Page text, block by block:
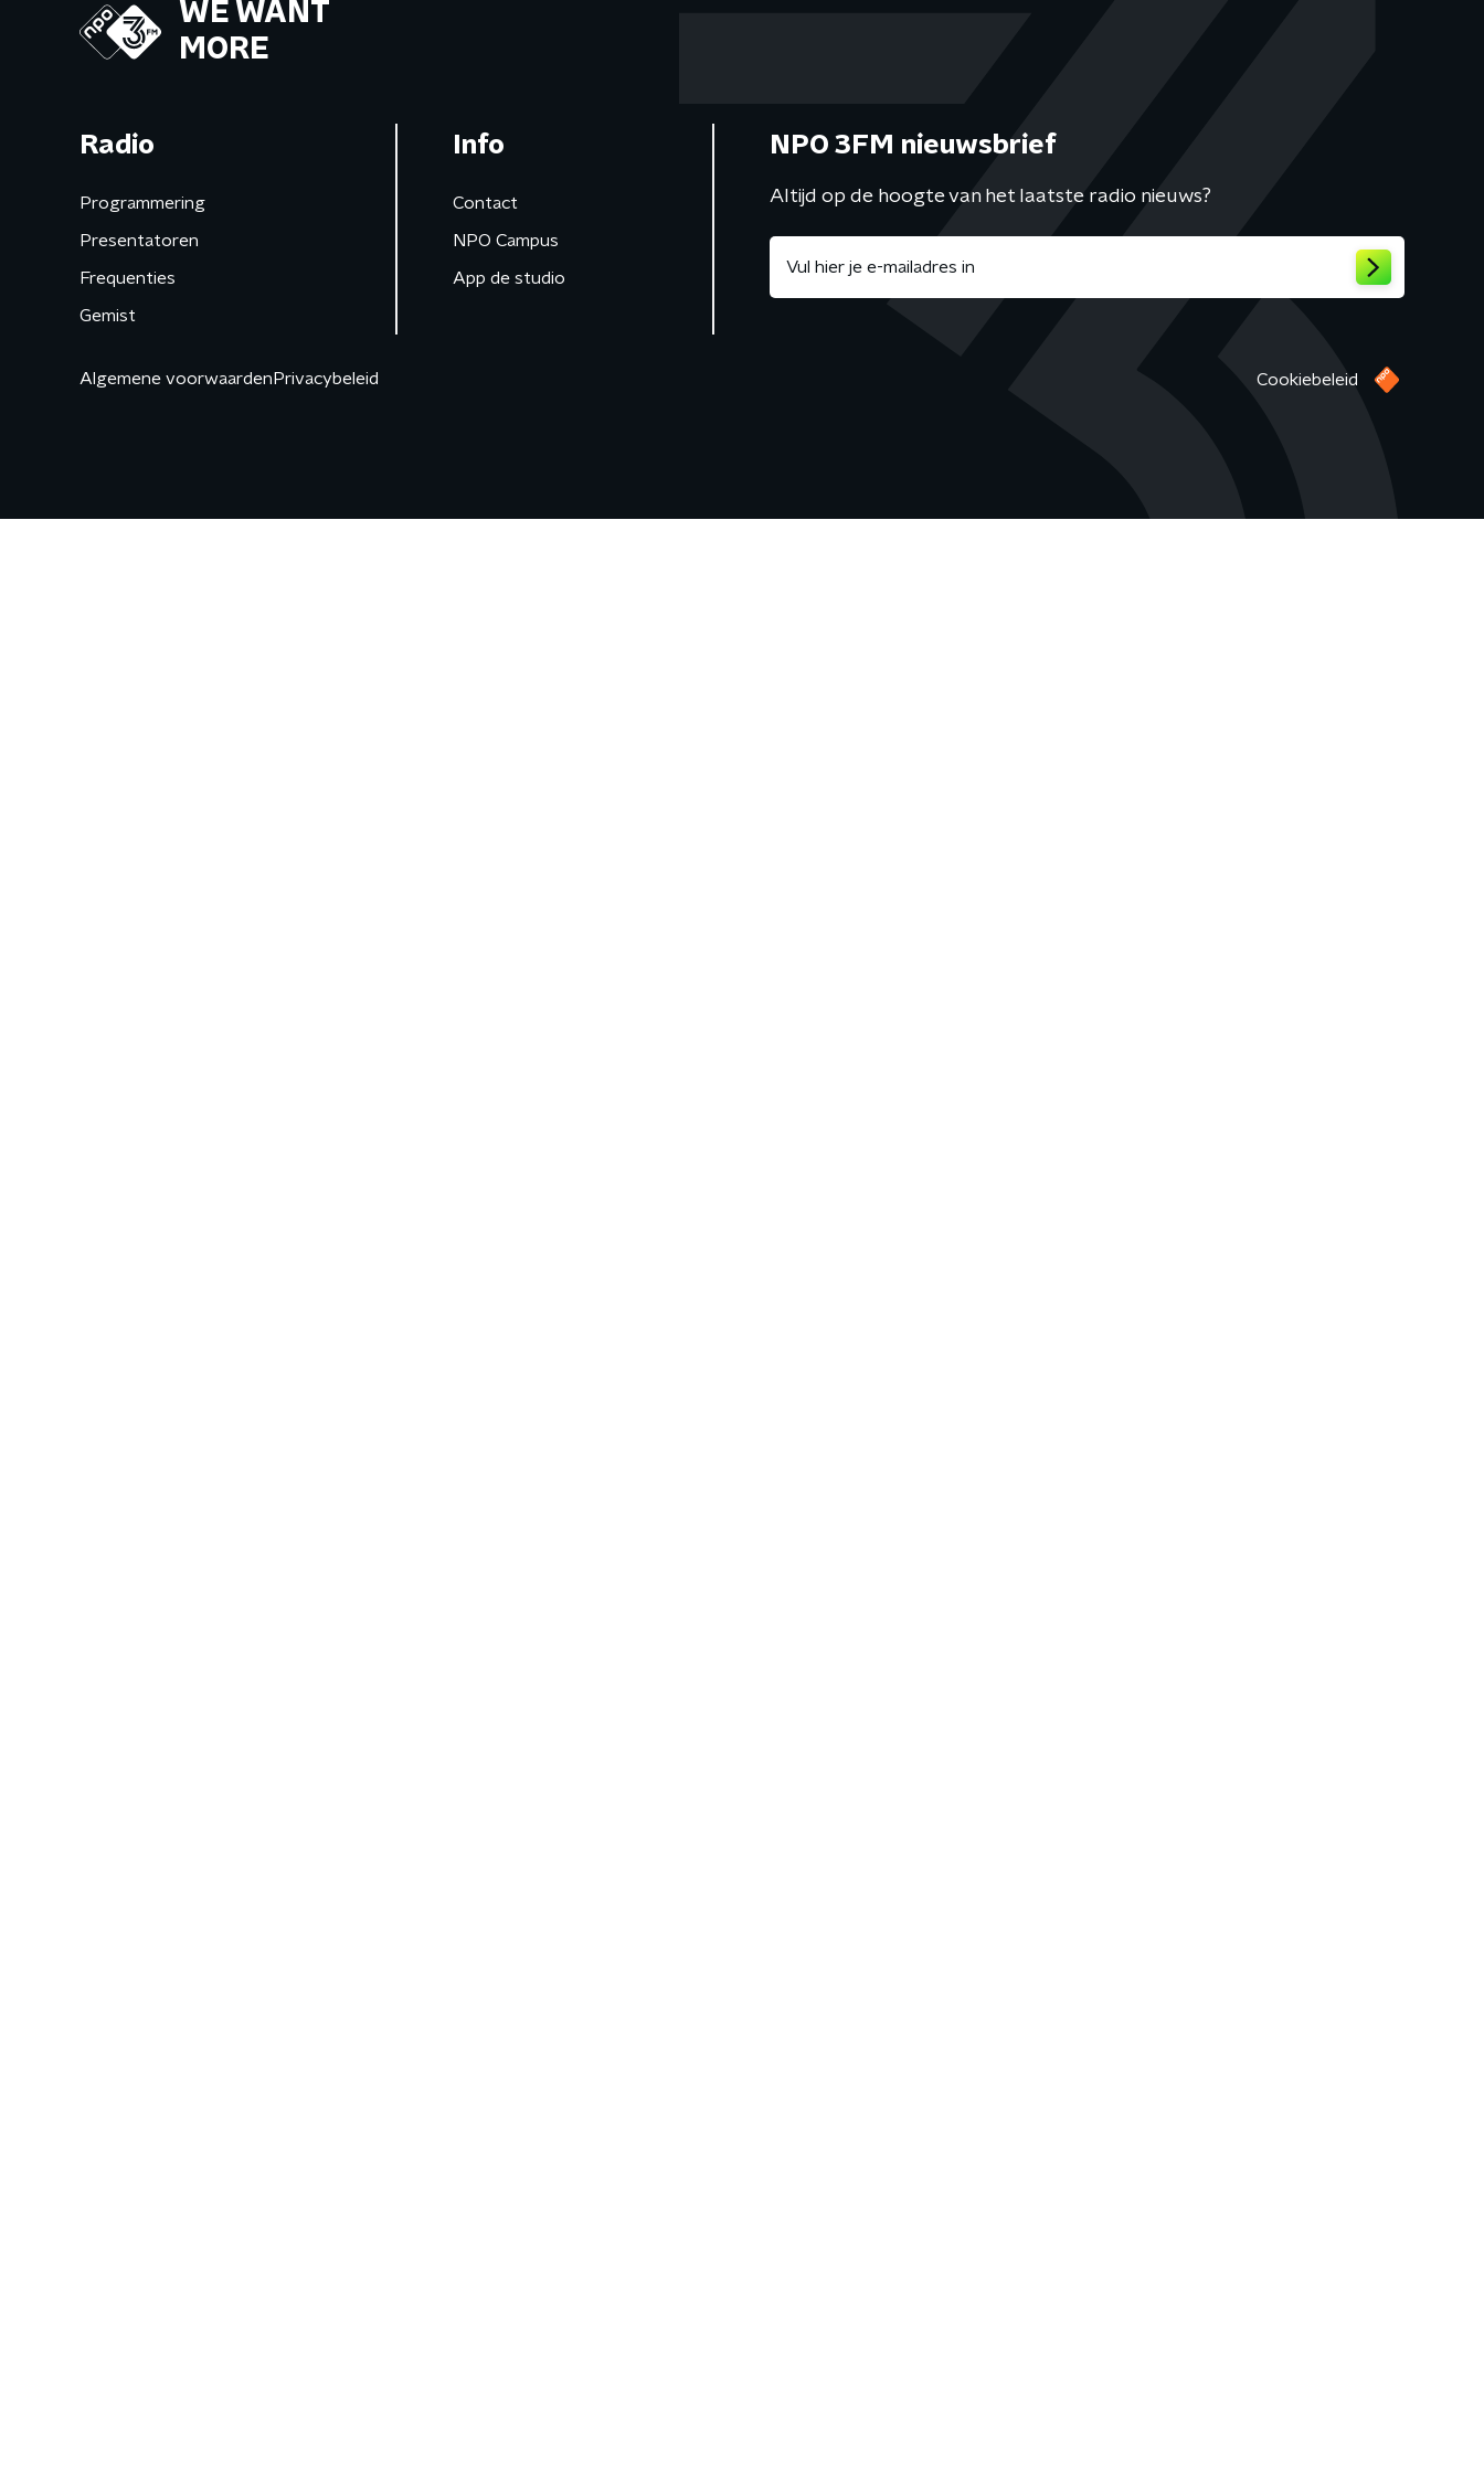
WE WANT
MORE
Radio
Programmering
Presentatoren
Frequenties
Gemist
Info
Contact
NPO Campus
App de studio
NPO 3FM nieuwsbrief
Altijd op de hoogte van het laatste radio nieuws?
Algemene voorwaarden Privacybeleid Cookiebeleid